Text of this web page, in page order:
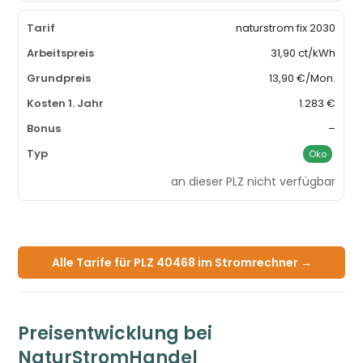
naturstrom fix 2030
31,90 ct/kWh
13,90 €/Mon.
1.283 €
–
Öko
an dieser PLZ nicht verfügbar
Alle Tarife für PLZ 40468 im Stromrechner →
Preisentwicklung bei
NaturStromHandel